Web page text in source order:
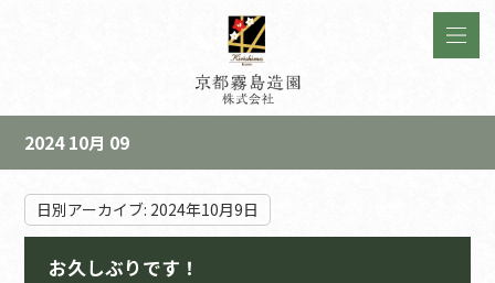
2024 10月 09
日別アーカイブ: 2024年10月9日
お久しぶりです！